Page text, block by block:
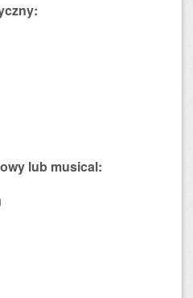
lub musical: